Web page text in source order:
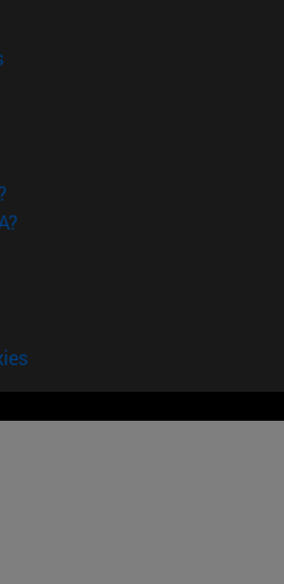
(abre en nueva ventana)
en nueva ventana)